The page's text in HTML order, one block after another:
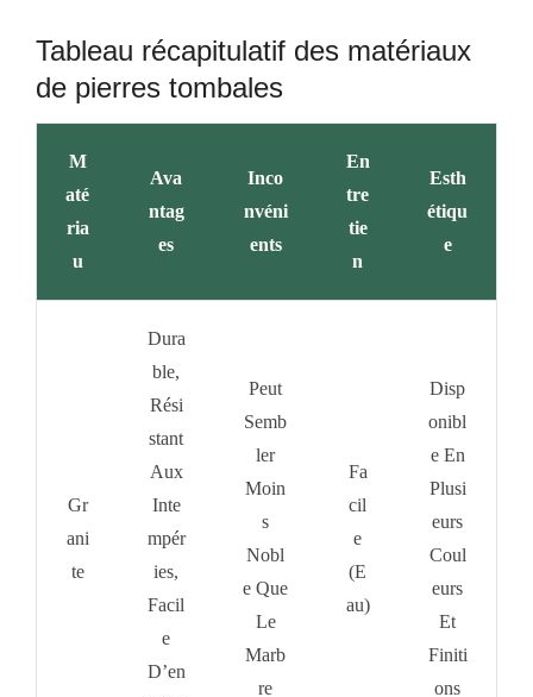
Tableau récapitulatif des matériaux
de pierres tombales
M
Até
Ria
U
Ava
Ntag
Es
Inco
Nvéni
Ents
En
Tre
Tie
N
Esth
Étiqu
E
Gr
Ani
Te
Dura
Ble,
Rési
Stant
Aux
Inte
Mpér
Ies,
Facil
E
D’en
Peut
Semb
Ler
Moin
S
Nobl
E Que
Le
Marb
Re
Fa
Cil
E
(e
Au)
Disp
Onibl
E En
Plusi
Eurs
Coul
Eurs
Et
Finiti
Ons